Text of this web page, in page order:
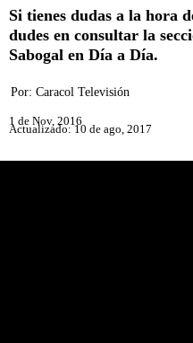
Si tienes dudas a la hora
dudes en consultar la
Sabogal en Día a Día.
Por: Caracol Televisión
1 de Nov, 2016
Actualizado: 10 de ago, 2017